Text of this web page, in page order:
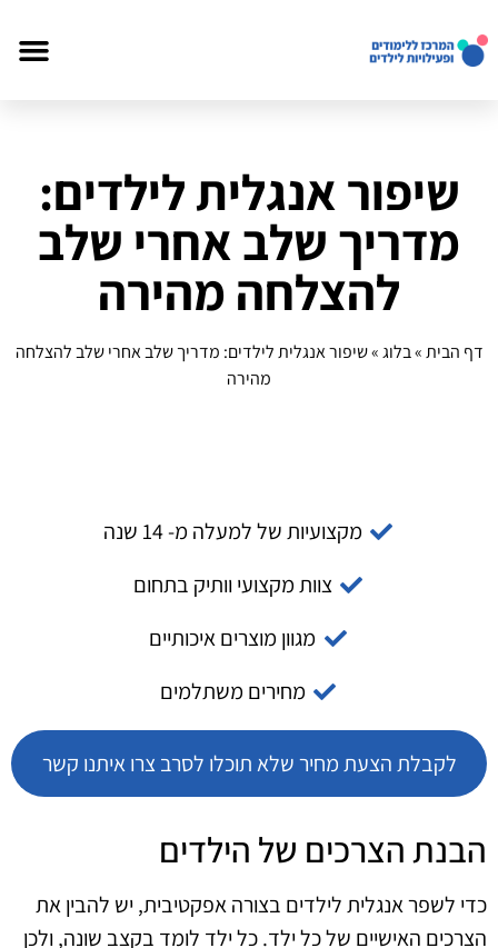
שיפור אנגלית לילדים:
מדריך שלב אחרי שלב
להצלחה מהירה
דף הבית»בלוג»שיפור אנגלית לילדים: מדריך שלב אחרי שלב להצלחה
מהירה
מקצועיות של למעלה מ- 14 שנה
צוות מקצועי וותיק בתחום
מגוון מוצרים איכותיים
מחירים משתלמים
לקבלת הצעת מחיר שלא תוכלו לסרב צרו איתנו קשר
הבנת הצרכים של הילדים
כדי לשפר אנגלית לילדים בצורה אפקטיבית, יש להבין את
הצרכים האישיים של כל ילד. כל ילד לומד בקצב שונה, ולכן